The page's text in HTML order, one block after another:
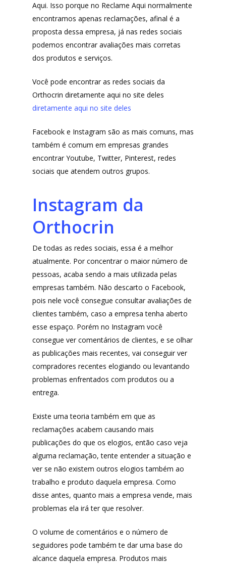
Aqui. Isso porque no Reclame Aqui normalmente
encontramos apenas reclamações, afinal é a
proposta dessa empresa, já nas redes sociais
podemos encontrar avaliações mais corretas
dos produtos e serviços.
Você pode encontrar as redes sociais da
Orthocrin diretamente aqui no site deles
diretamente aqui no site deles
Facebook e Instagram são as mais comuns, mas
também é comum em empresas grandes
encontrar Youtube, Twitter, Pinterest, redes
sociais que atendem outros grupos.
Instagram da
Orthocrin
De todas as redes sociais, essa é a melhor
atualmente. Por concentrar o maior número de
pessoas, acaba sendo a mais utilizada pelas
empresas também. Não descarto o Facebook,
pois nele você consegue consultar avaliações de
clientes também, caso a empresa tenha aberto
esse espaço. Porém no Instagram você
consegue ver comentários de clientes, e se olhar
as publicações mais recentes, vai conseguir ver
compradores recentes elogiando ou levantando
problemas enfrentados com produtos ou a
entrega.
Existe uma teoria também em que as
reclamações acabem causando mais
publicações do que os elogios, então caso veja
alguma reclamação, tente entender a situação e
ver se não existem outros elogios também ao
trabalho e produto daquela empresa. Como
disse antes, quanto mais a empresa vende, mais
problemas ela irá ter que resolver.
O volume de comentários e o número de
seguidores pode também te dar uma base do
alcance daquela empresa. Produtos mais
Lista de lojas
Sofast
Electromarcas
DenimZero
ExtremeUV
Dunard
Moda Infantil
Piradinhos
Laluna Modas
Me Indique uma
Descontos
MAIS ACESSADOS
Amazon
Wevans
MindsUp